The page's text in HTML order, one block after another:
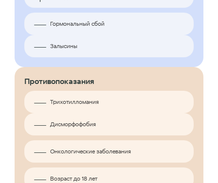
Гормональный сбой
Залысины
Противопоказания
Трихотилломания
Дисморфофобия
Онкологические заболевания
Возраст до 18 лет